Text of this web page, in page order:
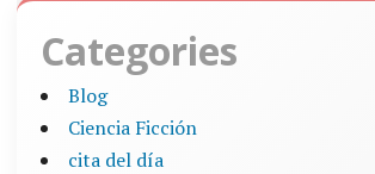
Categories
Blog
Ciencia Ficción
cita del día